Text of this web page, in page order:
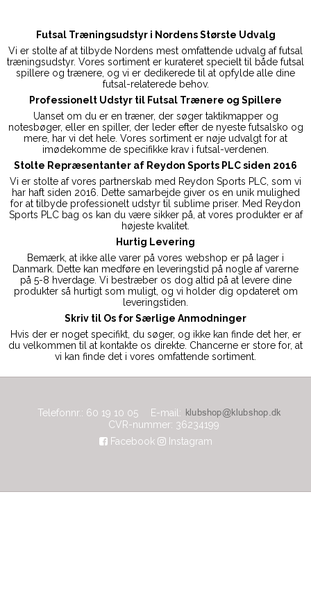
Futsal Træningsudstyr i Nordens Største Udvalg
Vi er stolte af at tilbyde Nordens mest omfattende udvalg af futsal
træningsudstyr. Vores sortiment er kurateret specielt til både futsal
spillere og trænere, og vi er dedikerede til at opfylde alle dine
futsal-relaterede behov.
Professionelt Udstyr til Futsal Trænere og Spillere
Uanset om du er en træner, der søger taktikmapper og
notesbøger, eller en spiller, der leder efter de nyeste futsalsko og
mere, har vi det hele. Vores sortiment er nøje udvalgt for at
imødekomme de specifikke krav i futsal-verdenen.
Stolte Repræsentanter af Reydon Sports PLC siden 2016
Vi er stolte af vores partnerskab med Reydon Sports PLC, som vi
har haft siden 2016. Dette samarbejde giver os en unik mulighed
for at tilbyde professionelt udstyr til sublime priser. Med Reydon
Sports PLC bag os kan du være sikker på, at vores produkter er af
højeste kvalitet.
Hurtig Levering
Bemærk, at ikke alle varer på vores webshop er på lager i
Danmark. Dette kan medføre en leveringstid på nogle af varerne
på 5-8 hverdage. Vi bestræber os dog altid på at levere dine
produkter så hurtigt som muligt, og vi holder dig opdateret om
leveringstiden.
Skriv til Os for Særlige Anmodninger
Hvis der er noget specifikt, du søger, og ikke kan finde det her, er
du velkommen til at kontakte os direkte. Chancerne er store for, at
vi kan finde det i vores omfattende sortiment.
Telefonnr.: 60 19 10 05 E-mail:
CVR-nummer: 36234199
Facebook
Instagram